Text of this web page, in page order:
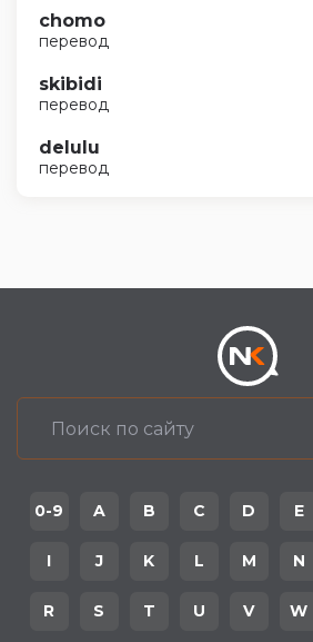
chomo
перевод
skibidi
перевод
delulu
перевод
0-9 A B C D E
I J K L M N
R S T U V W